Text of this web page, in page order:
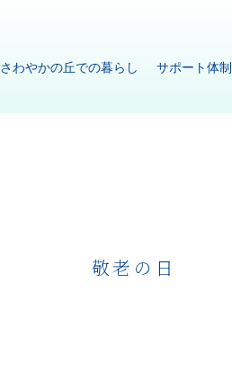
さわやかの丘での暮らし サポート体制
敬老の日